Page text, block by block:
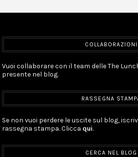
COLLABORAZIONI
Vuoi collaborare con il team delle The
presente nel blog.
RASSEGNA
Se non vuoi perdere le uscite sul blog,
rassegna stampa. Clicca qui.
CERCA NEL BLOG